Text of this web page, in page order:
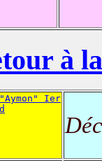
à
Ier